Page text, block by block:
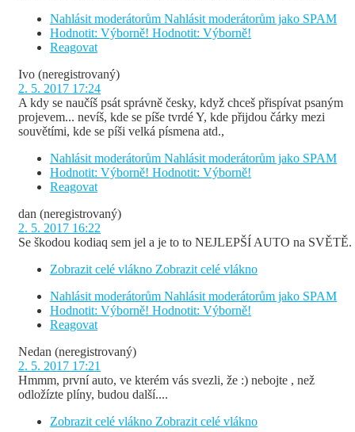
Nahlásit moderátorům Nahlásit moderátorům jako SPAM
Hodnotit: Výborně! Hodnotit: Výborně!
Reagovat
Ivo (neregistrovaný)
2. 5. 2017 17:24
A kdy se naučíš psát správně česky, když chceš přispívat psaným
projevem... nevíš, kde se píše tvrdé Y, kde přijdou čárky mezi
souvětími, kde se píši velká písmena atd.,
Nahlásit moderátorům Nahlásit moderátorům jako SPAM
Hodnotit: Výborně! Hodnotit: Výborně!
Reagovat
dan (neregistrovaný)
2. 5. 2017 16:22
Se škodou kodiaq sem jel a je to to NEJLEPŠÍ AUTO na SVĚTĚ.
Zobrazit celé vlákno Zobrazit celé vlákno
Nahlásit moderátorům Nahlásit moderátorům jako SPAM
Hodnotit: Výborně! Hodnotit: Výborně!
Reagovat
Nedan (neregistrovaný)
2. 5. 2017 17:21
Hmmm, první auto, ve kterém vás svezli, že :) nebojte , než
odložízte plíny, budou další....
Zobrazit celé vlákno Zobrazit celé vlákno